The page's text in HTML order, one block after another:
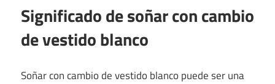
Significado de soñar con cambio
de vestido blanco
Soñar con cambio de vestido blanco puede ser una